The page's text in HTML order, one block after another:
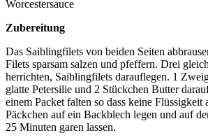
Worcestersauce
Zubereitung
Das Saiblingfilets von beiden Seiten
Filets sparsam salzen und pfeffern. Drei
herrichten, Saiblingfilets darauflegen. 1
glatte Petersilie und 2 Stückchen Butter
einem Packet falten so dass keine Flüssigkeit
Päckchen auf ein Backblech legen und auf
25 Minuten garen lassen.